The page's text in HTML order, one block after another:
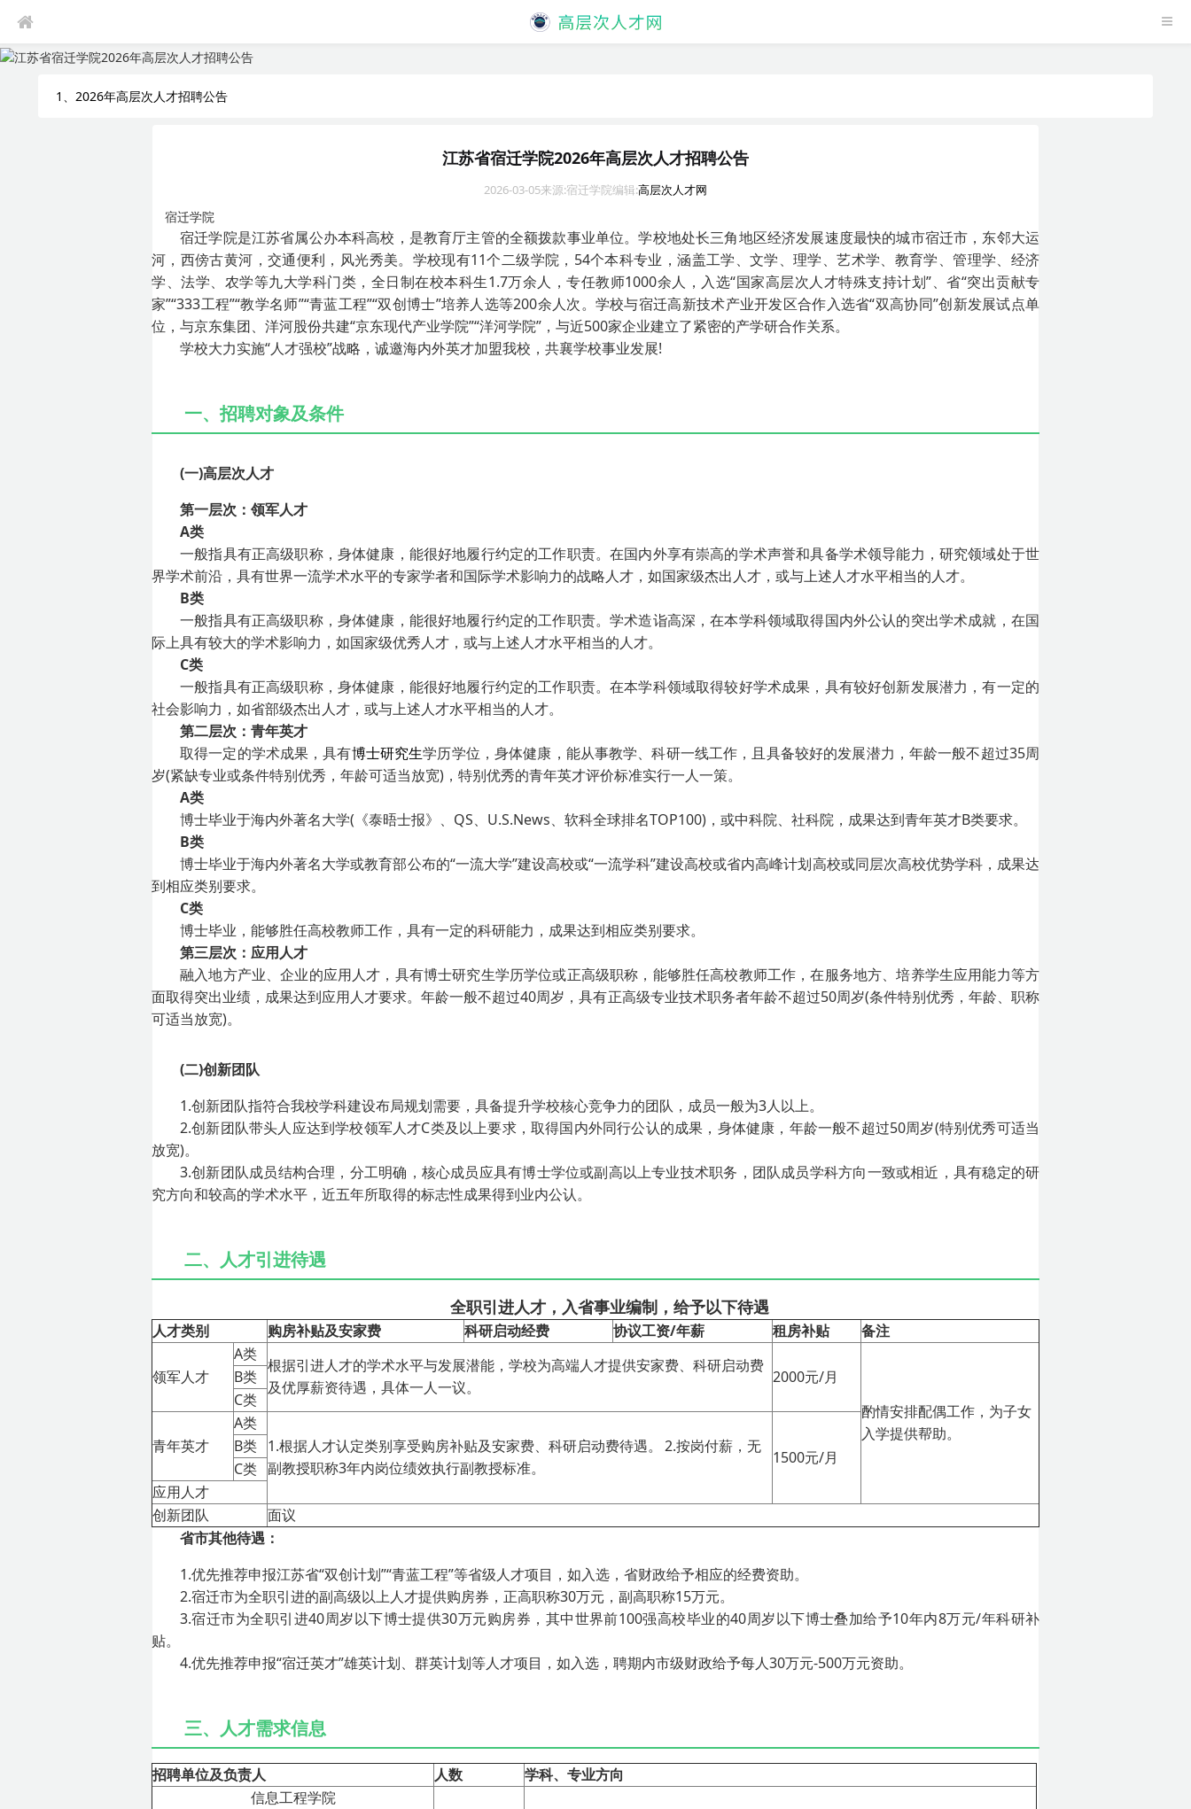
1、2026年高层次人才招聘公告
江苏省宿迁学院2026年高层次人才招聘公告
2026-03-05来源:宿迁学院编辑:高层次人才网
宿迁学院
宿迁学院是江苏省属公办本科高校，是教育厅主管的全额拨款事业单位。学校地处长三角地区经济发展速度最快的城市宿迁市，东邻大运
河，西傍古黄河，交通便利，风光秀美。学校现有11个二级学院，54个本科专业，涵盖工学、文学、理学、艺术学、教育学、管理学、经济
学、法学、农学等九大学科门类，全日制在校本科生1.7万余人，专任教师1000余人，入选“国家高层次人才特殊支持计划”、省“突出贡献专
家”“333工程”“教学名师”“青蓝工程”“双创博士”培养人选等200余人次。学校与宿迁高新技术产业开发区合作入选省“双高协同”创新发展试点单
位，与京东集团、洋河股份共建“京东现代产业学院”“洋河学院”，与近500家企业建立了紧密的产学研合作关系。
学校大力实施“人才强校”战略，诚邀海内外英才加盟我校，共襄学校事业发展!
一、招聘对象及条件
(一)高层次人才
第一层次：领军人才
A类
一般指具有正高级职称，身体健康，能很好地履行约定的工作职责。在国内外享有崇高的学术声誉和具备学术领导能力，研究领域处于世
界学术前沿，具有世界一流学术水平的专家学者和国际学术影响力的战略人才，如国家级杰出人才，或与上述人才水平相当的人才。
B类
一般指具有正高级职称，身体健康，能很好地履行约定的工作职责。学术造诣高深，在本学科领域取得国内外公认的突出学术成就，在国
际上具有较大的学术影响力，如国家级优秀人才，或与上述人才水平相当的人才。
C类
一般指具有正高级职称，身体健康，能很好地履行约定的工作职责。在本学科领域取得较好学术成果，具有较好创新发展潜力，有一定的
社会影响力，如省部级杰出人才，或与上述人才水平相当的人才。
第二层次：青年英才
取得一定的学术成果，具有博士研究生学历学位，身体健康，能从事教学、科研一线工作，且具备较好的发展潜力，年龄一般不超过35周
岁(紧缺专业或条件特别优秀，年龄可适当放宽)，特别优秀的青年英才评价标准实行一人一策。
A类
博士毕业于海内外著名大学(《泰晤士报》、QS、U.S.News、软科全球排名TOP100)，或中科院、社科院，成果达到青年英才B类要求。
B类
博士毕业于海内外著名大学或教育部公布的“一流大学”建设高校或“一流学科”建设高校或省内高峰计划高校或同层次高校优势学科，成果达
到相应类别要求。
C类
博士毕业，能够胜任高校教师工作，具有一定的科研能力，成果达到相应类别要求。
第三层次：应用人才
融入地方产业、企业的应用人才，具有博士研究生学历学位或正高级职称，能够胜任高校教师工作，在服务地方、培养学生应用能力等方
面取得突出业绩，成果达到应用人才要求。年龄一般不超过40周岁，具有正高级专业技术职务者年龄不超过50周岁(条件特别优秀，年龄、职称
可适当放宽)。
(二)创新团队
1.创新团队指符合我校学科建设布局规划需要，具备提升学校核心竞争力的团队，成员一般为3人以上。
2.创新团队带头人应达到学校领军人才C类及以上要求，取得国内外同行公认的成果，身体健康，年龄一般不超过50周岁(特别优秀可适当
放宽)。
3.创新团队成员结构合理，分工明确，核心成员应具有博士学位或副高以上专业技术职务，团队成员学科方向一致或相近，具有稳定的研
究方向和较高的学术水平，近五年所取得的标志性成果得到业内公认。
二、人才引进待遇
全职引进人才，入省事业编制，给予以下待遇
人才类别 购房补贴及安家费 科研启动经费 协议工资/年薪 租房补贴 备注
领军人才
A类
根据引进人才的学术水平与发展潜能，学校为高端人才提供安家费、科研启动费
及优厚薪资待遇，具体一人一议。
2000元/月
酌情安排配偶工作，为子女
入学提供帮助。
B类
C类
青年英才
A类
1.根据人才认定类别享受购房补贴及安家费、科研启动费待遇。
2.按岗付薪，无
副教授职称3年内岗位绩效执行副教授标准。
1500元/月
B类
C类
应用人才
创新团队
面议
省市其他待遇：
1.优先推荐申报江苏省“双创计划”“青蓝工程”等省级人才项目，如入选，省财政给予相应的经费资助。
2.宿迁市为全职引进的副高级以上人才提供购房券，正高职称30万元，副高职称15万元。
3.宿迁市为全职引进40周岁以下博士提供30万元购房券，其中世界前100强高校毕业的40周岁以下博士叠加给予10年内8万元/年科研补
贴。
4.优先推荐申报“宿迁英才”雄英计划、群英计划等人才项目，如入选，聘期内市级财政给予每人30万元-500万元资助。
三、人才需求信息
招聘单位及负责人 人数
学科、专业方向
信息工程学院